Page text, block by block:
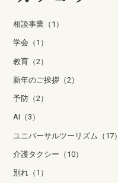
相談事業（1）
学会（1）
教育（2）
新年のご挨拶（2）
予防（2）
AI（3）
ユニバーサルツーリズム（17）
介護タクシー（10）
別れ（1）